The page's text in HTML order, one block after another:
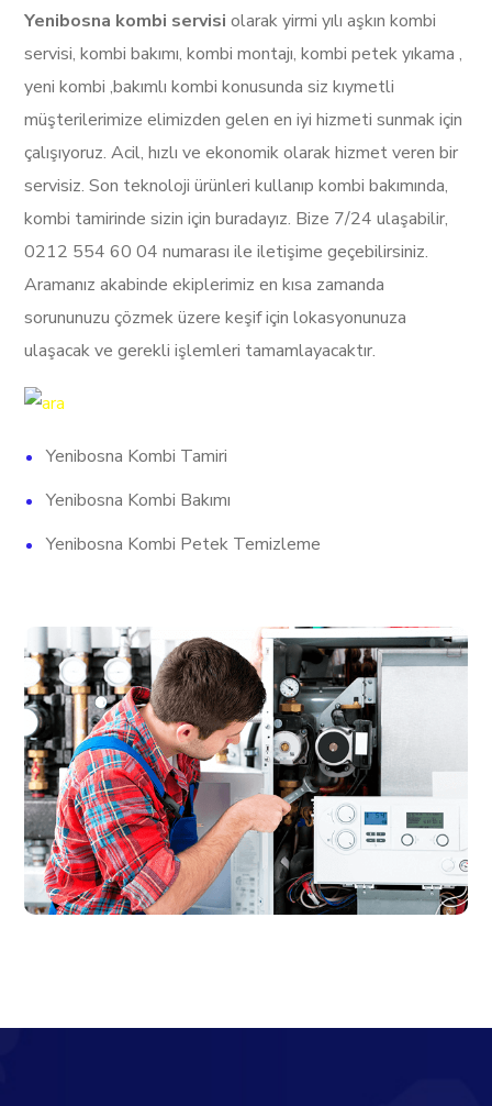
Yenibosna kombi servisi olarak yirmi yılı aşkın kombi
servisi, kombi bakımı, kombi montajı, kombi petek yıkama ,
yeni kombi ,bakımlı kombi konusunda siz kıymetli
müşterilerimize elimizden gelen en iyi hizmeti sunmak için
çalışıyoruz. Acil, hızlı ve ekonomik olarak hizmet veren bir
servisiz. Son teknoloji ürünleri kullanıp kombi bakımında,
kombi tamirinde sizin için buradayız. Bize 7/24 ulaşabilir,
0212 554 60 04 numarası ile iletişime geçebilirsiniz.
Aramanız akabinde ekiplerimiz en kısa zamanda
sorununuzu çözmek üzere keşif için lokasyonunuza
ulaşacak ve gerekli işlemleri tamamlayacaktır.
Yenibosna Kombi Tamiri
Yenibosna Kombi Bakımı
Yenibosna Kombi Petek Temizleme